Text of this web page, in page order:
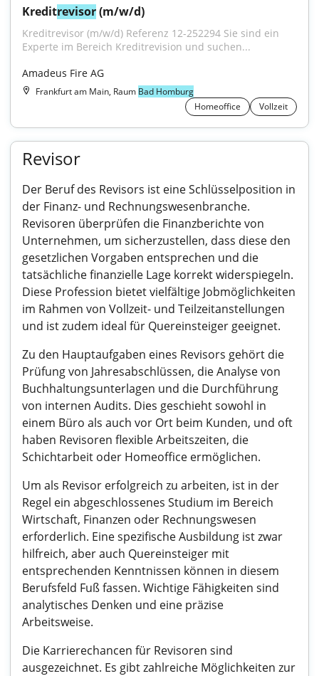
Kreditrevisor (m/w/d)
Kreditrevisor (m/w/d) Referenz 12-252294 Sie sind ein
Experte im Bereich Kreditrevision und suchen...
Amadeus Fire AG
Frankfurt am Main, Raum Bad Homburg
Homeoffice
Vollzeit
Revisor
Der Beruf des Revisors ist eine Schlüsselposition in
der Finanz- und Rechnungswesenbranche.
Revisoren überprüfen die Finanzberichte von
Unternehmen, um sicherzustellen, dass diese den
gesetzlichen Vorgaben entsprechen und die
tatsächliche finanzielle Lage korrekt widerspiegeln.
Diese Profession bietet vielfältige Jobmöglichkeiten
im Rahmen von Vollzeit- und Teilzeitanstellungen
und ist zudem ideal für Quereinsteiger geeignet.
Zu den Hauptaufgaben eines Revisors gehört die
Prüfung von Jahresabschlüssen, die Analyse von
Buchhaltungsunterlagen und die Durchführung
von internen Audits. Dies geschieht sowohl in
einem Büro als auch vor Ort beim Kunden, und oft
haben Revisoren flexible Arbeitszeiten, die
Schichtarbeit oder Homeoffice ermöglichen.
Um als Revisor erfolgreich zu arbeiten, ist in der
Regel ein abgeschlossenes Studium im Bereich
Wirtschaft, Finanzen oder Rechnungswesen
erforderlich. Eine spezifische Ausbildung ist zwar
hilfreich, aber auch Quereinsteiger mit
entsprechenden Kenntnissen können in diesem
Berufsfeld Fuß fassen. Wichtige Fähigkeiten sind
analytisches Denken und eine präzise
Arbeitsweise.
Die Karrierechancen für Revisoren sind
ausgezeichnet. Es gibt zahlreiche Möglichkeiten zur